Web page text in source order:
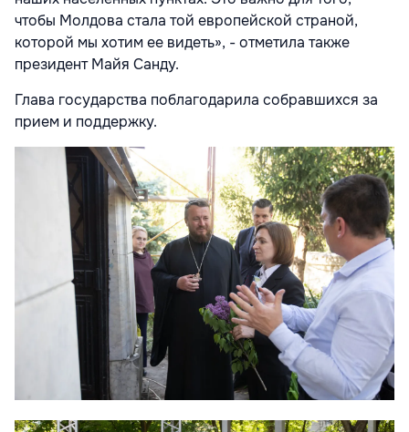
чтобы Молдова стала той европейской страной,
которой мы хотим ее видеть», - отметила также
президент Майя Санду.
Глава государства поблагодарила собравшихся за
прием и поддержку.